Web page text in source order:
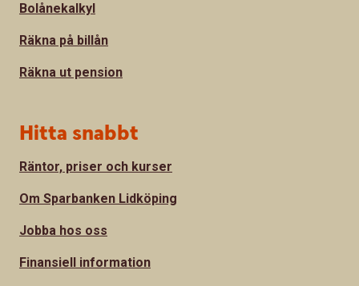
Bolånekalkyl
Räkna på billån
Räkna ut pension
Hitta snabbt
Räntor, priser och kurser
Om Sparbanken Lidköping
Jobba hos oss
Finansiell information